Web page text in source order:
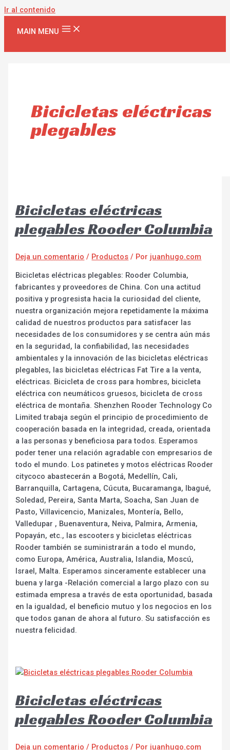
Ir al contenido
MAIN MENU
Bicicletas eléctricas
plegables
Bicicletas eléctricas
plegables Rooder Columbia
Deja un comentario / Productos / Por juanhugo.com
Bicicletas eléctricas plegables: Rooder Columbia,
fabricantes y proveedores de China. Con una actitud
positiva y progresista hacia la curiosidad del cliente,
nuestra organización mejora repetidamente la máxima
calidad de nuestros productos para satisfacer las
necesidades de los consumidores y se centra aún más
en la seguridad, la confiabilidad, las necesidades
ambientales y la innovación de las bicicletas eléctricas
plegables, las bicicletas eléctricas Fat Tire a la venta,
eléctricas. Bicicleta de cross para hombres, bicicleta
eléctrica con neumáticos gruesos, bicicleta de cross
eléctrica de montaña. Shenzhen Rooder Technology Co
Limited trabaja según el principio de procedimiento de
cooperación basada en la integridad, creada, orientada
a las personas y beneficiosa para todos. Esperamos
poder tener una relación agradable con empresarios de
todo el mundo. Los patinetes y motos eléctricas Rooder
citycoco abastecerán a Bogotá, Medellín, Cali,
Barranquilla, Cartagena, Cúcuta, Bucaramanga, Ibagué,
Soledad, Pereira, Santa Marta, Soacha, San Juan de
Pasto, Villavicencio, Manizales, Montería, Bello,
Valledupar , Buenaventura, Neiva, Palmira, Armenia,
Popayán, etc., las escooters y bicicletas eléctricas
Rooder también se suministrarán a todo el mundo,
como Europa, América, Australia, Islandia, Moscú,
Israel, Malta. Esperamos sinceramente establecer una
buena y larga -Relación comercial a largo plazo con su
estimada empresa a través de esta oportunidad, basada
en la igualdad, el beneficio mutuo y los negocios en los
que todos ganan de ahora al futuro. Su satisfacción es
nuestra felicidad.
Bicicletas eléctricas
plegables Rooder Columbia
Deja un comentario / Productos / Por juanhugo.com